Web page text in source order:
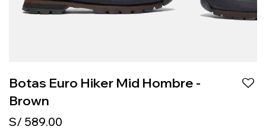
Botas Euro Hiker Mid Hombre -
Brown
S/ 589.00